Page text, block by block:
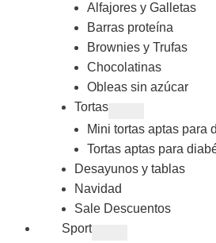
Alfajores y Galletas
Barras proteína
Brownies y Trufas
Chocolatinas
Obleas sin azúcar
Tortas
Mini tortas aptas para
Tortas aptas para
Desayunos y tablas
Navidad
Sale Descuentos
Sport